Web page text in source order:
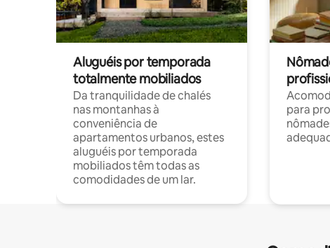
Aluguéis por temporada
totalmente mobiliados
Da tranquilidade de chalés
nas montanhas à
conveniência de
apartamentos urbanos, estes
aluguéis por temporada
mobiliados têm todas as
comodidades de um lar.
para